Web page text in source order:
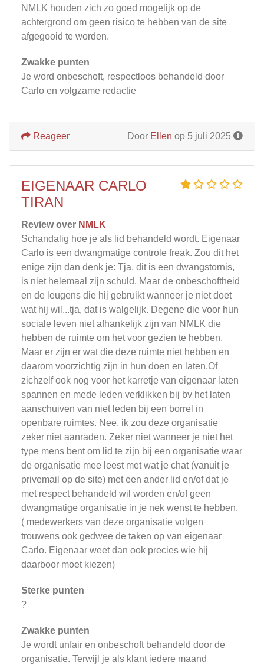
NMLK houden zich zo goed mogelijk op de
achtergrond om geen risico te hebben van de site
afgegooid te worden.
Zwakke punten
Je word onbeschoft, respectloos behandeld door
Carlo en volgzame redactie
Door Ellen op 5 juli 2025
Reageer
EIGENAAR CARLO
TIRAN
Review over NMLK
Schandalig hoe je als lid behandeld wordt. Eigenaar
Carlo is een dwangmatige controle freak. Zou dit het
enige zijn dan denk je: Tja, dit is een dwangstornis,
is niet helemaal zijn schuld. Maar de onbeschoftheid
en de leugens die hij gebruikt wanneer je niet doet
wat hij wil...tja, dat is walgelijk. Degene die voor hun
sociale leven niet afhankelijk zijn van NMLK die
hebben de ruimte om het voor gezien te hebben.
Maar er zijn er wat die deze ruimte niet hebben en
daarom voorzichtig zijn in hun doen en laten.Of
zichzelf ook nog voor het karretje van eigenaar laten
spannen en mede leden verklikken bij bv het laten
aanschuiven van niet leden bij een borrel in
openbare ruimtes. Nee, ik zou deze organisatie
zeker niet aanraden. Zeker niet wanneer je niet het
type mens bent om lid te zijn bij een organisatie waar
de organisatie mee leest met wat je chat (vanuit je
privemail op de site) met een ander lid en/of dat je
met respect behandeld wil worden en/of geen
dwangmatige organisatie in je nek wenst te hebben.
( medewerkers van deze organisatie volgen
trouwens ook gedwee de taken op van eigenaar
Carlo. Eigenaar weet dan ook precies wie hij
daarboor moet kiezen)
Sterke punten
?
Zwakke punten
Je wordt unfair en onbeschoft behandeld door de
organisatie. Terwijl je als klant iedere maand